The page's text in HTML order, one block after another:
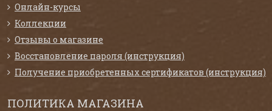
Онлайн-курсы
Коллекции
Отзывы о магазине
Восстановление пароля (инструкция)
Получение приобретенных сертификатов (инструкция)
ПОЛИТИКА МАГАЗИНА